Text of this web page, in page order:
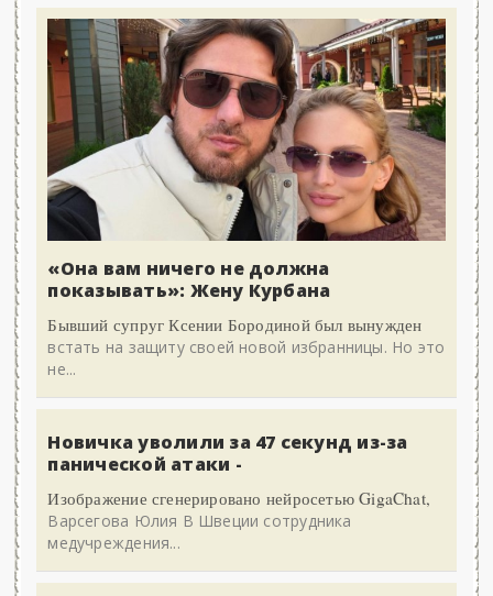
«Она вам ничего не должна
показывать»: Жену Курбана
Бывший супруг Ксении Бородиной был вынужден
встать на защиту своей новой избранницы. Но это
не...
Новичка уволили за 47 секунд из-за
панической атаки -
Изображение сгенерировано нейросетью GigaChat,
Варсегова Юлия В Швеции сотрудника
медучреждения...